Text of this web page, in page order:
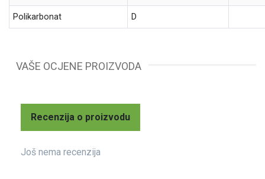
Polikarbonat D
VAŠE OCJENE PROIZVODA
Recenzija o proizvodu
Još nema recenzija